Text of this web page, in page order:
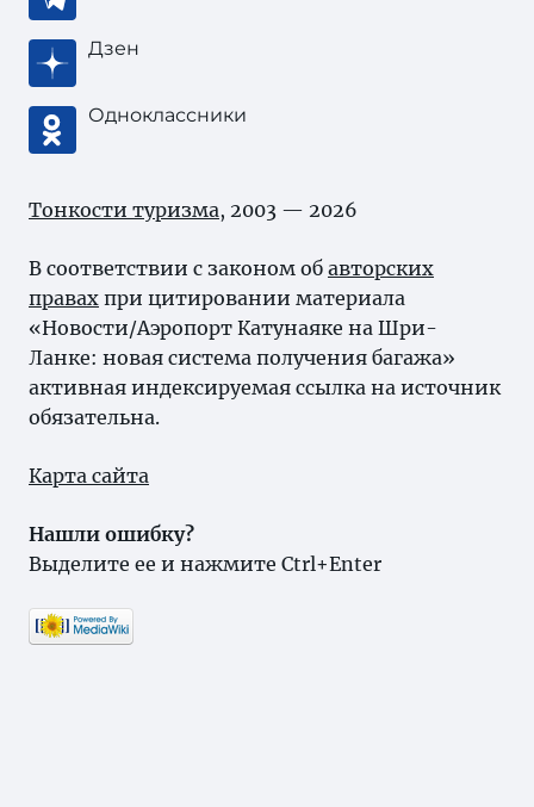
Дзен
Одноклассники
Тонкости туризма, 2003 — 2026
В соответствии с законом об авторских
правах при цитировании материала
«Новости/Аэропорт Катунаяке на Шри-
Ланке: новая система получения багажа»
активная индексируемая ссылка на источник
обязательна.
Карта сайта
Нашли ошибку?
Выделите ее и нажмите Ctrl+Enter